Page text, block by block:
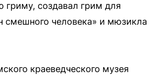
гриму, создавал грим для
смешного человека» и мюзикла
краеведческого музея